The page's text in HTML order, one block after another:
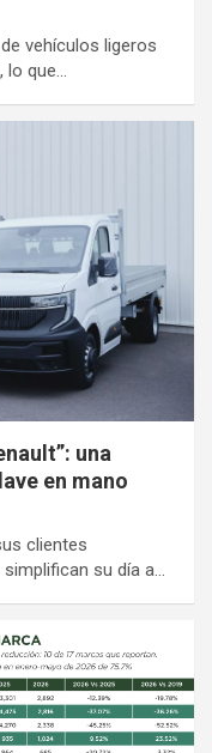
vehículos ligeros
lo que…
una
en mano
clientes
su día a…